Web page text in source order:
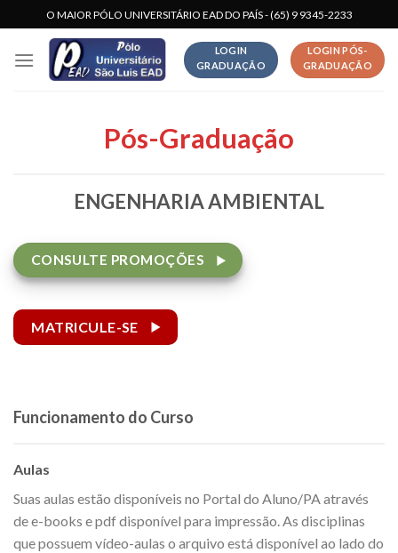
to
content
O MAIOR PÓLO UNIVERSITÁRIO EAD DO PAÍS - (65) 9 9345-2233
LOGIN
GRADUAÇÃO
LOGIN PÓS-
GRADUAÇÃO
Pós-Graduação
ENGENHARIA AMBIENTAL
CONSULTE PROMOÇÕES
MATRICULE-SE
Funcionamento do Curso
Aulas
Suas aulas estão disponíveis no Portal do Aluno/PA através
de e-books e pdf disponível para impressão. As disciplinas
que possuem vídeo-aulas o arquivo está disponível ao lado do